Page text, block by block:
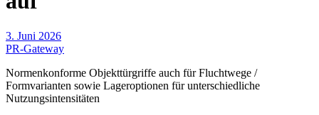
3. Juni 2026
PR-Gateway
Normenkonforme Objekttürgriffe auch für Fluchtwege /
Formvarianten sowie Lageroptionen für unterschiedliche
Nutzungsintensitäten